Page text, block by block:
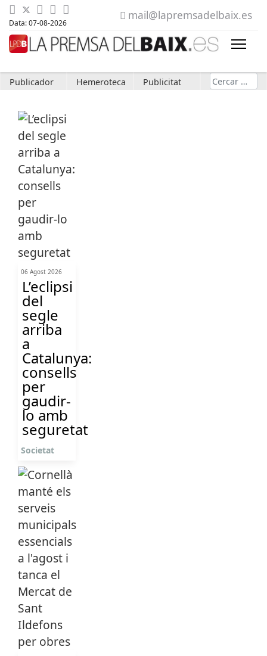
Data: 07-08-2026
mail@lapremsadelbaix.es
Publicador Hemeroteca Publicitat Cerca
06 Agost 2026
L’eclipsi
del
segle
arriba
a
Catalunya:
consells
per
gaudir-
lo amb
seguretat
Societat